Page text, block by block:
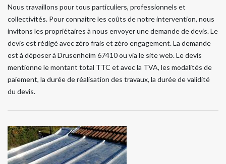
Nous travaillons pour tous particuliers, professionnels et
collectivités. Pour connaitre les coûts de notre intervention, nous
invitons les propriétaires à nous envoyer une demande de devis. Le
devis est rédigé avec zéro frais et zéro engagement. La demande
est à déposer à Drusenheim 67410 ou via le site web. Le devis
mentionne le montant total TTC et avec la TVA, les modalités de
paiement, la durée de réalisation des travaux, la durée de validité
du devis.